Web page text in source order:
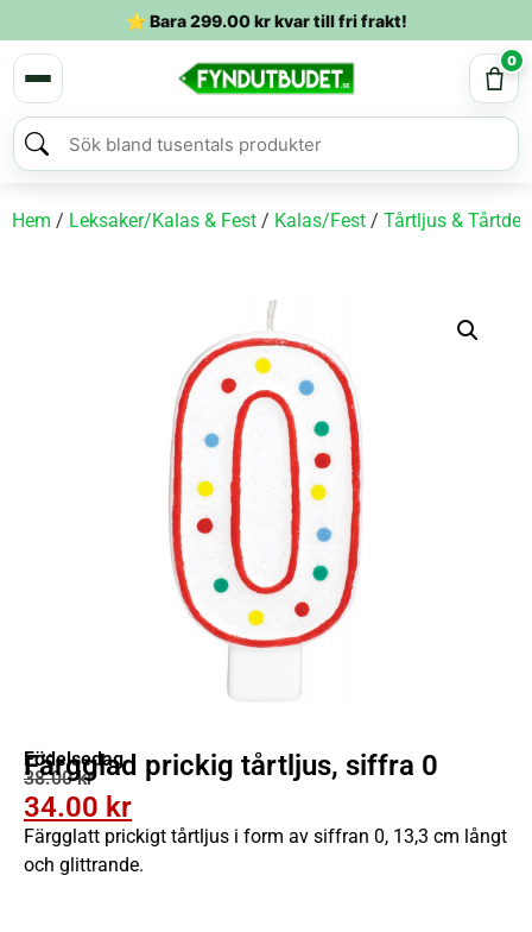
⭐ Bara299.00krkvar till fri frakt!
0
Hem / Leksaker/Kalas & Fest / Kalas/Fest / Tårtljus &
Födelsedag
Färgglad prickig tårtljus, siffra 0
38.00kr
34.00 kr
Färgglatt prickigt tårtljus i form av siffran 0, 13,3 cm långt
och glittrande.